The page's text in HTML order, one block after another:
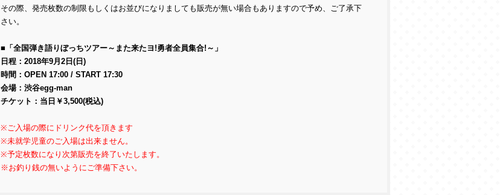
その際、発売枚数の制限もしくはお並びになりましても販売が無い場合もありますので予め、ご了承下
さい。
■「全国弾き語りぼっちツアー～また来たヨ!勇者全員集合!～」
日程：2018年9月2日(日)
時間：OPEN 17:00 / START 17:30
会場：渋谷egg-man
チケット：当日￥3,500(税込)
※ご入場の際にドリンク代を頂きます
※未就学児童のご入場は出来ません。
※予定枚数になり次第販売を終了いたします。
※お釣り銭の無いようにご準備下さい。